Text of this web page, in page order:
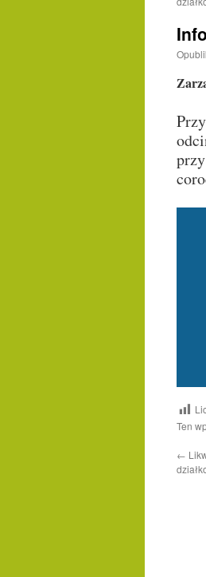
Ten
←